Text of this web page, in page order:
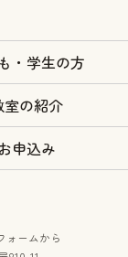
・学生の方
室の紹介
お申込み
ォームから